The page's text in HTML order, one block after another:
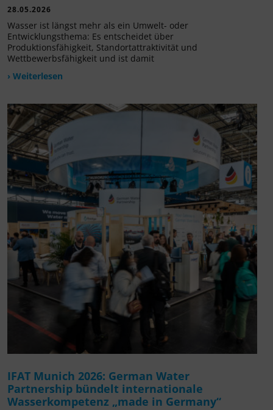
28.05.2026
Wasser ist längst mehr als ein Umwelt- oder
Entwicklungsthema: Es entscheidet über
Produktionsfähigkeit, Standortattraktivität und
Wettbewerbsfähigkeit und ist damit
› Weiterlesen
IFAT Munich 2026: German Water
Partnership bündelt internationale
Wasserkompetenz „made in Germany“